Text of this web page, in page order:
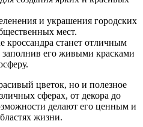
и украшения городских
мест.
станет отличным
его живыми красками
цветок, но и полезное
сферах, от декора до
делают его ценным и
жизни.